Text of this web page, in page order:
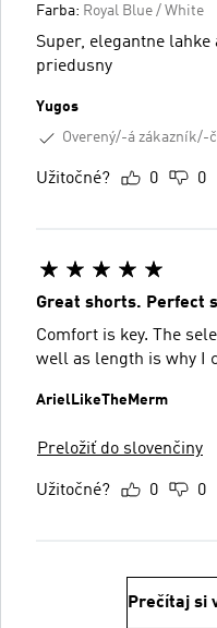
Farba: Royal Blue / White
Super, elegantne
priedusny
Yugos
Overený/-á zákazník/-
Užitočné? 0 0
Great shorts. Perfect
Comfort is key. The
well as length is why I
ArielLikeTheMerm
Preložiť do slovenčiny
Užitočné? 0 0
Prečítaj si